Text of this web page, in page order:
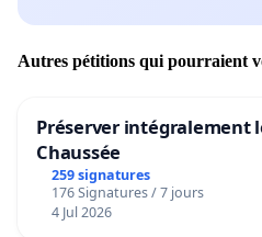
Autres pétitions qui pourraient
Préserver intégralement
Chaussée
259 signatures
176 Signatures / 7 jours
4 Jul 2026